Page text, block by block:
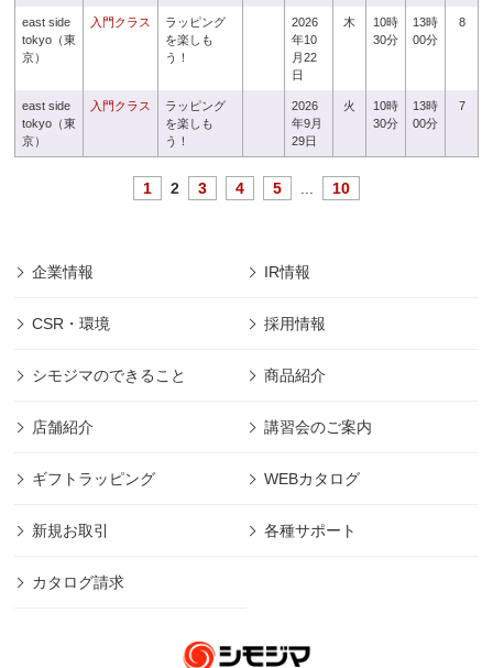
east side
tokyo（東
京）
入門クラス
ラッピング
を楽しも
う！
2026
年10
月22
日
木
10時
30分
13時
00分
8
east side
tokyo（東
京）
入門クラス
ラッピング
を楽しも
う！
2026
年9月
29日
火
10時
30分
13時
00分
7
1 2 3 4 5 10
企業情報 IR情報
CSR・環境 採用情報
シモジマのできること 商品紹介
店舗紹介 講習会のご案内
ギフトラッピング WEBカタログ
新規お取引 各種サポート
カタログ請求